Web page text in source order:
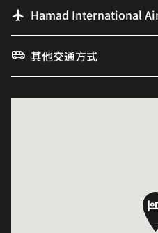
Hamad International
其他交通方式